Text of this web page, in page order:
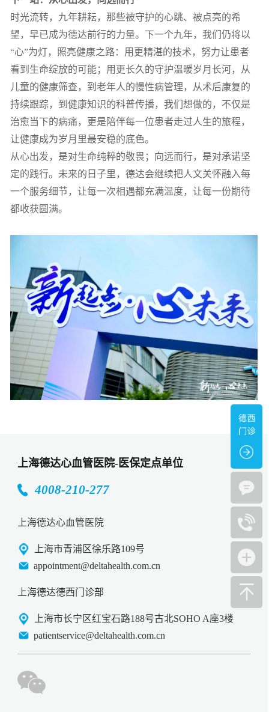
时光流转，九年耕耘，那些被守护的心跳、被点亮的希
望，早已成为德达前行的力量。下一个九年，我们仍将以
“心”为灯，照亮健康之路：用更精湛的技术，努力让患者
看到生命绽放的可能；用更长久的守护温暖岁月长河，从
儿童的健康筛查，到老年人的慢性病管理，从术后康复的
持续跟踪，到健康知识的科普传播，我们想做的，不仅是
治愈当下的病痛，更是陪伴每一位患者走过人生的旅程，
让健康成为岁月里最安稳的底色。
从心出发，是对生命纯粹的敬畏；向远而行，是对承诺坚
定的践行。未来的日子里，德达会继续把人文关怀融入每
一个服务细节，让每一次相遇都充满温度，让每一份期待
都收获圆满。
上海德达心血管医院-医保定点单位
4008-210-277
上海德达心血管医院
上海市青浦区徐乐路109号
appointment@deltahealth.com.cn
上海德达德西门诊部
上海市长宁区红宝石路188号古北SOHO A座3楼
patientservice@deltahealth.com.cn